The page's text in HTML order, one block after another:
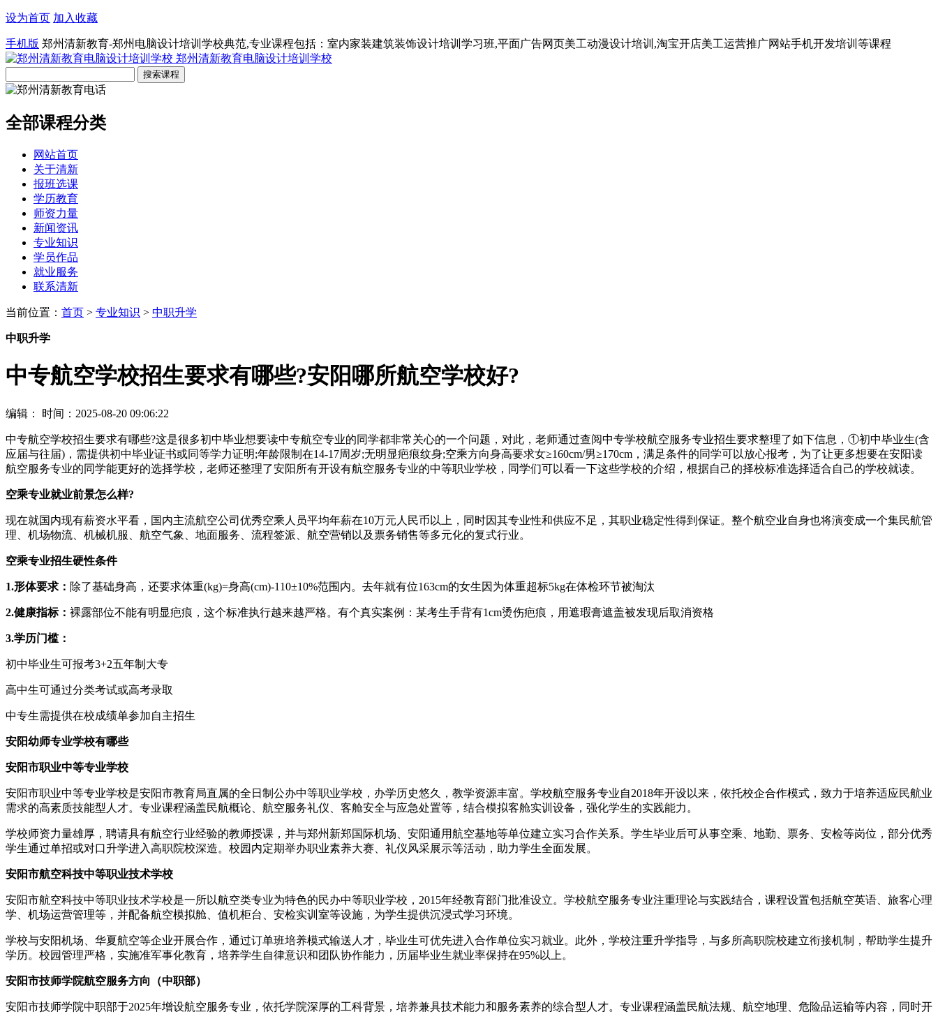
设为首页 加入收藏
手机版 郑州清新教育-郑州电脑设计培训学校典范,专业课程包括：室内家装建筑装饰设计培训学习班,平面广告网页美工动漫设计培训,淘宝开店美工运营推广网站手机开发培训等课程
郑州清新教育电脑设计培训学校
全部课程分类
网站首页
关于清新
报班选课
学历教育
师资力量
新闻资讯
专业知识
学员作品
就业服务
联系清新
当前位置： 首页 > 专业知识 > 中职升学
中职升学
中专航空学校招生要求有哪些?安阳哪所航空学校好?
编辑： 时间：2025-08-20 09:06:22
中专航空学校招生要求有哪些?这是很多初中毕业想要读中专航空专业的同学都非常关心的一个问题，对此，老师通过查阅中专学校航空服务专业招生要求整理了如下信息，①初中毕业生(含
应届与往届)，需提供初中毕业证书或同等学力证明;年龄限制在14-17周岁;无明显疤痕纹身;空乘方向身高要求女≥160cm/男≥170cm，满足条件的同学可以放心报考，为了让更多想要在安阳读
航空服务专业的同学能更好的选择学校，老师还整理了安阳所有开设有航空服务专业的中等职业学校，同学们可以看一下这些学校的介绍，根据自己的择校标准选择适合自己的学校就读。
空乘专业就业前景怎么样?
现在就国内现有薪资水平看，国内主流航空公司优秀空乘人员平均年薪在10万元人民币以上，同时因其专业性和供应不足，其职业稳定性得到保证。整个航空业自身也将演变成一个集民航管
理、机场物流、机械机服、航空气象、地面服务、流程签派、航空营销以及票务销售等多元化的复式行业。
空乘专业招生硬性条件
1.形体要求： 除了基础身高，还要求体重(kg)=身高(cm)-110±10%范围内。去年就有位163cm的女生因为体重超标5kg在体检环节被淘汰
2.健康指标： 裸露部位不能有明显疤痕，这个标准执行越来越严格。有个真实案例：某考生手背有1cm烫伤疤痕，用遮瑕膏遮盖被发现后取消资格
3.学历门槛：
初中毕业生可报考3+2五年制大专
高中生可通过分类考试或高考录取
中专生需提供在校成绩单参加自主招生
安阳幼师专业学校有哪些
安阳市职业中等专业学校
安阳市职业中等专业学校是安阳市教育局直属的全日制公办中等职业学校，办学历史悠久，教学资源丰富。学校航空服务专业自2018年开设以来，依托校企合作模式，致力于培养适应民航业
需求的高素质技能型人才。专业课程涵盖民航概论、航空服务礼仪、客舱安全与应急处置等，结合模拟客舱实训设备，强化学生的实践能力。
学校师资力量雄厚，聘请具有航空行业经验的教师授课，并与郑州新郑国际机场、安阳通用航空基地等单位建立实习合作关系。学生毕业后可从事空乘、地勤、票务、安检等岗位，部分优秀
学生通过单招或对口升学进入高职院校深造。校园内定期举办职业素养大赛、礼仪风采展示等活动，助力学生全面发展。
安阳市航空科技中等职业技术学校
安阳市航空科技中等职业技术学校是一所以航空类专业为特色的民办中等职业学校，2015年经教育部门批准设立。学校航空服务专业注重理论与实践结合，课程设置包括航空英语、旅客心理
学、机场运营管理等，并配备航空模拟舱、值机柜台、安检实训室等设施，为学生提供沉浸式学习环境。
学校与安阳机场、华夏航空等企业开展合作，通过订单班培养模式输送人才，毕业生可优先进入合作单位实习就业。此外，学校注重升学指导，与多所高职院校建立衔接机制，帮助学生提升
学历。校园管理严格，实施准军事化教育，培养学生自律意识和团队协作能力，历届毕业生就业率保持在95%以上。
安阳市技师学院航空服务方向（中职部）
安阳市技师学院中职部于2025年增设航空服务专业，依托学院深厚的工科背景，培养兼具技术能力和服务素养的综合型人才。专业课程涵盖民航法规、航空地理、危险品运输等内容，同时开